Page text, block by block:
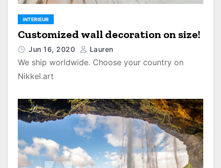
INTERIEUR
Customized wall decoration on size!
Jun 16, 2020 Lauren
We ship worldwide. Choose your country on
Nikkel.art